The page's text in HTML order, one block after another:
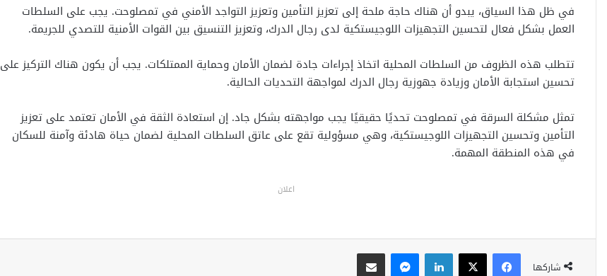
في ظل هذا السياق، يبدو أن هناك حاجة ملحة إلى تعزيز التأمين وتعزيز التواجد الأمني في تمصلوحت. يجب على السلطات
العمل بشكل فعال لتحسين التجهيزات اللوجيستكية لدى رجال الدرك، وتعزيز التنسيق بين القوات الأمنية للتصدي للجريمة.
تتطلب هذه الظروف من السلطات المحلية اتخاذ إجراءات جادة لضمان الأمان وحماية الممتلكات. يجب أن يكون هناك التركيز على
تحسين استجابة الأمان وزيادة جهوزية رجال الدرك لمواجهة التحديات الحالية.
تمثل مشكلة السرقة في تمصلوحت تحديًا حقيقيًا يجب مواجهته بشكل جاد. إن استعادة الثقة في الأمان تعتمد على تعزيز
التأمين وتحسين التجهيزات اللوجيستكية، وهي مسؤولية تقع على عاتق السلطات المحلية لضمان حياة هادئة وآمنة للسكان
في هذه المنطقة المهمة.
اعلان
شاركها
فيسبوك ‫X لينكدإن